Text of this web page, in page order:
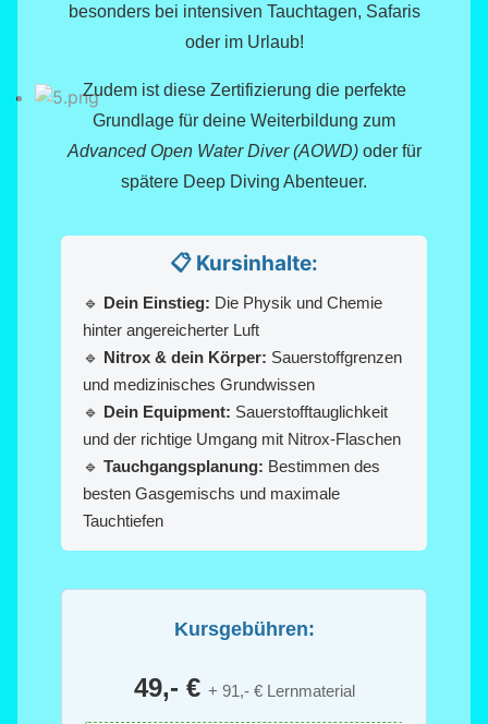
besonders bei intensiven Tauchtagen, Safaris
oder im Urlaub!
Zudem ist diese Zertifizierung die perfekte
Grundlage für deine Weiterbildung zum
Advanced Open Water Diver (AOWD)oder für
spätere Deep Diving Abenteuer.
📋 Kursinhalte:
🔹 Dein Einstieg: Die Physik und Chemie
hinter angereicherter Luft
🔹 Nitrox & dein Körper: Sauerstoffgrenzen
und medizinisches Grundwissen
🔹 Dein Equipment: Sauerstofftauglichkeit
und der richtige Umgang mit Nitrox-Flaschen
🔹 Tauchgangsplanung: Bestimmen des
besten Gasgemischs und maximale
Tauchtiefen
Kursgebühren:
49,- € + 91,- € Lernmaterial